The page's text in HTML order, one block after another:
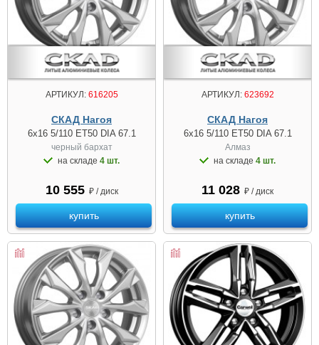
АРТИКУЛ:616205
СКАД Нагоя
6x16 5/110 ET50 DIA 67.1
черный бархат
на складе 4 шт.
10 555 ₽ / диск
купить
АРТИКУЛ:623692
СКАД Нагоя
6x16 5/110 ET50 DIA 67.1
Алмаз
на складе 4 шт.
11 028 ₽ / диск
купить